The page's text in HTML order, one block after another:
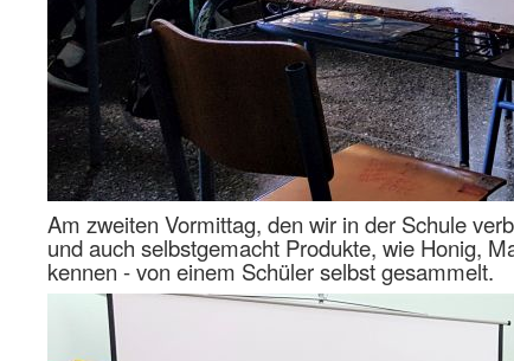
Am zweiten Vormittag, den wir in der Schule
und auch selbstgemacht Produkte, wie Honig,
kennen - von einem Schüler selbst gesammelt.